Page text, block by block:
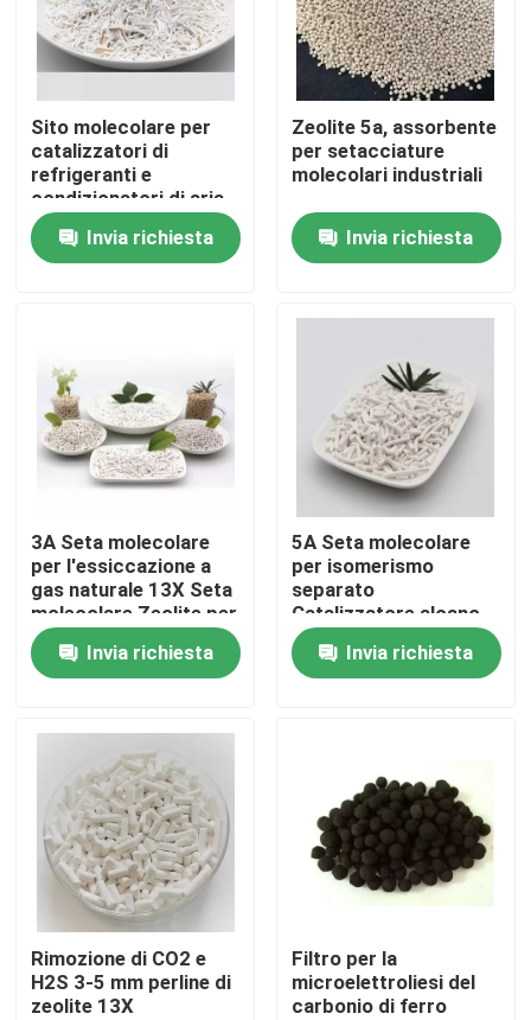
Prodotti
Video
Su di noi
Visita alla fabbrica
Contattaci
Chiedi un preventivo
Stagno molecolare PSA
Zeolite a setaccio molecolare
Sito molecolare per
catalizzatori di
refrigeranti e
condizionatori di aria
Sito molecolare 5A
Invia richiesta
Zeolite 5a, assorbente
per setacciature
molecolari industriali
Invia richiesta
3A Seta molecolare
per l'essiccazione a
gas naturale 13X Seta
molecolare Zeolite per
il concentratore di
ossigenoInvia richiesta
5A Seta molecolare
per isomerismo
separato
Catalizzatore alcano
Litio Seta molecolare
Ossigeno Mcm 22
Zeolite
Invia richiesta
Rimozione di CO2 e
H2S 3-5 mm perline di
zeolite 13X
Filtro per la
microelettroliesi del
carbonio di ferro